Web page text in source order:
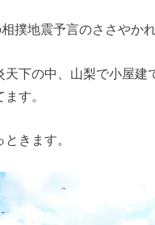
撲地震予言のささやかれ
天下の中、山梨で小屋建
す。
きます。